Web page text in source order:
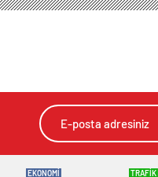
EKONOMİ TRAFİK